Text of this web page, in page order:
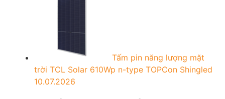
Tấm pin năng lượng mặt
trời TCL Solar 610Wp n-type TOPCon Shingled
10.07.2026